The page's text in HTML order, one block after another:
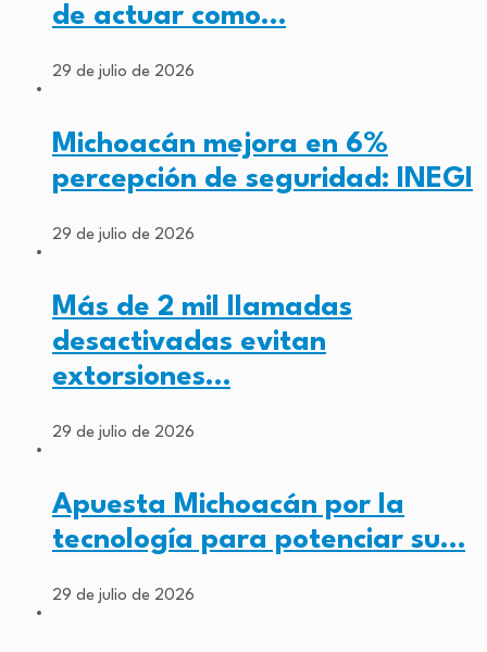
de actuar como…
29 de julio de 2026
Michoacán mejora en 6%
percepción de seguridad: INEGI
29 de julio de 2026
Más de 2 mil llamadas
desactivadas evitan
extorsiones…
29 de julio de 2026
Apuesta Michoacán por la
tecnología para potenciar su…
29 de julio de 2026